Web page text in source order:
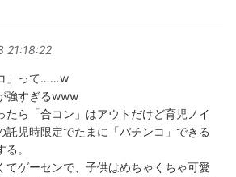
21:18:22
」って……w
強すぎるwww
たら「合コン」はアウトだけど育児ノイ
託児時限定でたまに「パチンコ」できる
。
てゲーセンで、子供はめちゃくちゃ可愛